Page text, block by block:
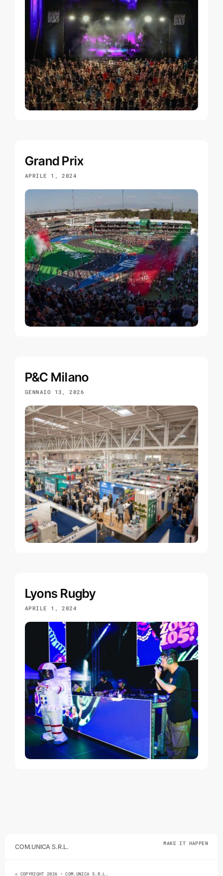
Grand Prix
APRILE 1, 2024
P&C Milano
GENNAIO 13, 2026
Lyons Rugby
APRILE 1, 2024
COM.UNICA S.R.L. MAKE IT HAPPEN
© COPYRIGHT 2026 • COM.UNICA S.R.L.